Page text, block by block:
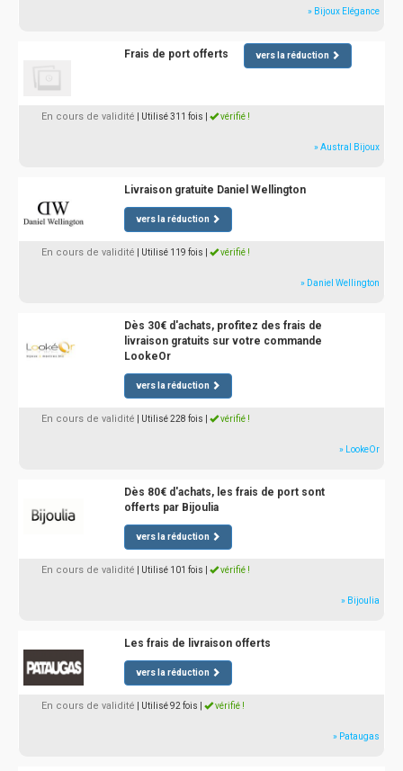
» Bijoux Elégance
Frais de port offerts vers la réduction
En cours de validité | Utilisé 311 fois vérifié !
» Austral Bijoux
Livraison gratuite Daniel Wellington
vers la réduction
En cours de validité | Utilisé 119 fois vérifié !
» Daniel Wellington
Dès 30€ d'achats, profitez des frais de
livraison gratuits sur votre commande
LookeOr
vers la réduction
En cours de validité | Utilisé 228 fois vérifié !
» LookeOr
Dès 80€ d'achats, les frais de port sont
offerts par Bijoulia
vers la réduction
En cours de validité | Utilisé 101 fois vérifié !
» Bijoulia
Les frais de livraison offerts
vers la réduction
En cours de validité | Utilisé 92 fois vérifié !
» Pataugas